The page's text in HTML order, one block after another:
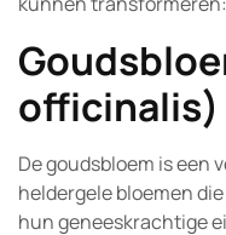
officinalis)
De goudsbloem is een
heldergele bloemen
hun geneeskrachtige